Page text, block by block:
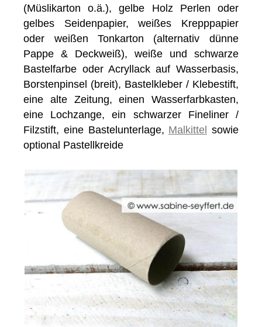
(Müslikarton o.ä.), gelbe Holz Perlen oder
gelbes Seidenpapier, weißes Krepppapier
oder weißen Tonkarton (alternativ dünne
Pappe & Deckweiß), weiße und schwarze
Bastelfarbe oder Acryllack auf Wasserbasis,
Borstenpinsel (breit), Bastelkleber / Klebestift,
eine alte Zeitung, einen Wasserfarbkasten,
eine Lochzange, ein schwarzer Fineliner /
Filzstift, eine Bastelunterlage, Malkittel sowie
optional Pastellkreide